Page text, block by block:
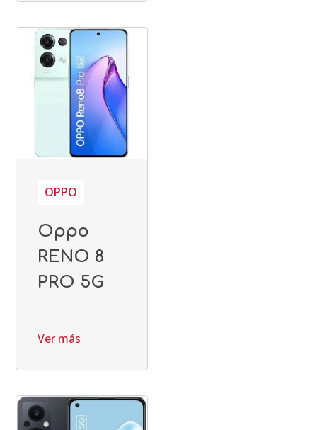
OPPO
Oppo
RENO 8
PRO 5G
Ver más